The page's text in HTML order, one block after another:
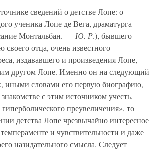
сведений о детстве Лопе: о
ученика Лопе де Вега, драматурга
Монтальбан. — Ю. Р.), бывшего
своего отца, очень известного
издававшего и произведения Лопе,
другом Лопе. Именно он на следующий
иными словами его первую биографию,
с этим источником учесть,
преувеличения», то
детства Лопе чрезвычайно интересное
и чувствительности и даже
назидательного смысла. Следует